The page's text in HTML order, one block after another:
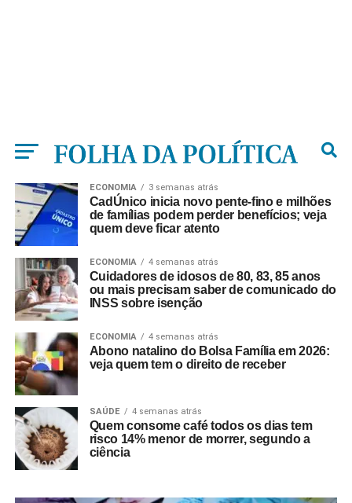
ECONOMIA 3 semanas atrás
CadÚnico inicia novo pente-fino e milhões
de famílias podem perder benefícios; veja
quem deve ficar atento
ECONOMIA 4 semanas atrás
Cuidadores de idosos de 80, 83, 85 anos
ou mais precisam saber de comunicado do
INSS sobre isenção
ECONOMIA 4 semanas atrás
Abono natalino do Bolsa Família em 2026:
veja quem tem o direito de receber
SAÚDE 4 semanas atrás
Quem consome café todos os dias tem
risco 14% menor de morrer, segundo a
ciência